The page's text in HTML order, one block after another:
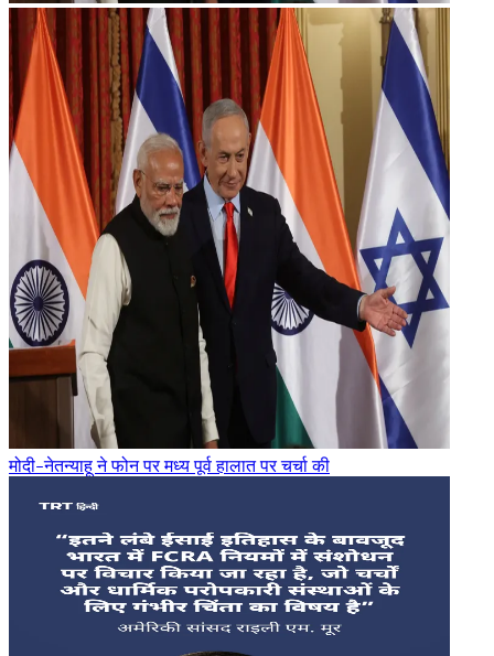
मोदी-नेतन्याहू ने फोन पर मध्य पूर्व हालात पर चर्चा की